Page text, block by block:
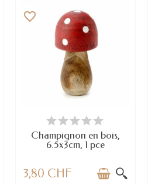
EN STOCK
favorite_border
Champignon en bois,
6.5x3cm, 1 pce
3,80 CHF